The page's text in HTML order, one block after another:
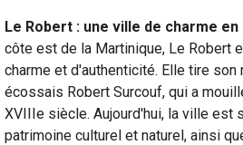
Le Robert : une ville de charme
côte est de la Martinique, Le Robert
charme et d'authenticité. Elle tire son
écossais Robert Surcouf, qui a
XVIIIe siècle. Aujourd'hui, la ville est
patrimoine culturel et naturel, ainsi